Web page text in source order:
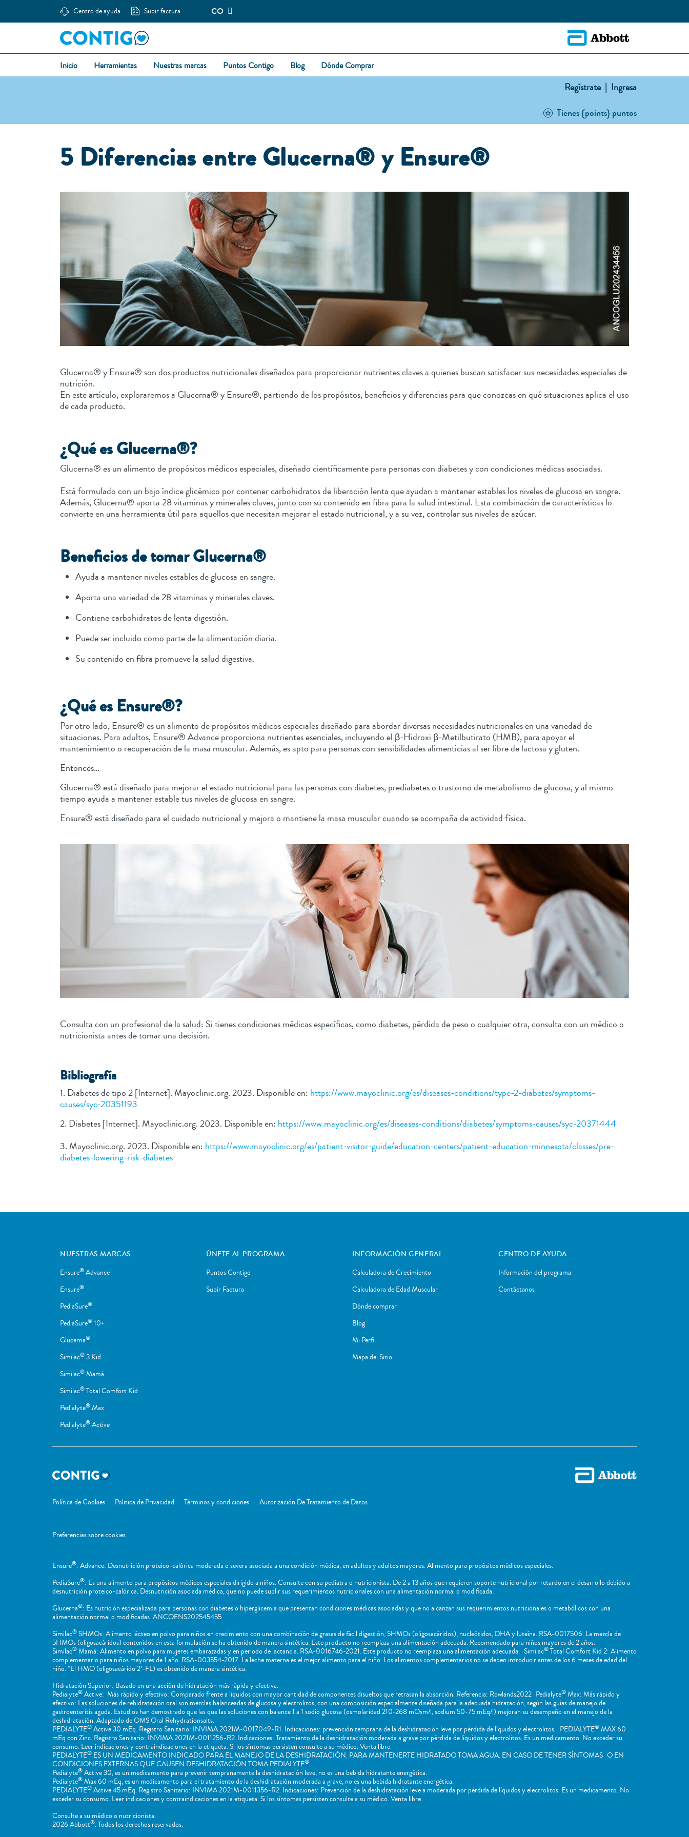
Centro de ayuda Subir factura CO
Inicio Herramientas Nuestras marcas Puntos Contigo Blog Dónde Comprar
Regístrate | Ingresa
Tienes {points} puntos
5 Diferencias entre Glucerna® y Ensure®
Glucerna® y Ensure® son dos productos nutricionales diseñados para proporcionar nutrientes claves a quienes buscan satisfacer sus necesidades especiales de
nutrición.
En este artículo, exploraremos a Glucerna® y Ensure®, partiendo de los propósitos, beneficios y diferencias para que conozcas en qué situaciones aplica el uso
de cada producto.
¿Qué es Glucerna®?
Glucerna® es un alimento de propósitos médicos especiales, diseñado científicamente para personas con diabetes y con condiciones médicas asociadas.
Está formulado con un bajo índice glicémico por contener carbohidratos de liberación lenta que ayudan a mantener estables los niveles de glucosa en sangre.
Además, Glucerna® aporta 28 vitaminas y minerales claves, junto con su contenido en fibra para la salud intestinal. Esta combinación de características lo
convierte en una herramienta útil para aquellos que necesitan mejorar el estado nutricional, y a su vez, controlar sus niveles de azúcar.
Beneficios de tomar Glucerna®
Ayuda a mantener niveles estables de glucosa en sangre.
Aporta una variedad de 28 vitaminas y minerales claves.
Contiene carbohidratos de lenta digestión.
Puede ser incluido como parte de la alimentación diaria.
Su contenido en fibra promueve la salud digestiva.
¿Qué es Ensure®?
Por otro lado, Ensure® es un alimento de propósitos médicos especiales diseñado para abordar diversas necesidades nutricionales en una variedad de
situaciones. Para adultos, Ensure® Advance proporciona nutrientes esenciales, incluyendo el β-Hidroxi β-Metilbutirato (HMB), para apoyar el
mantenimiento o recuperación de la masa muscular. Además, es apto para personas con sensibilidades alimenticias al ser libre de lactosa y gluten.
Entonces…
Glucerna® está diseñado para mejorar el estado nutricional para las personas con diabetes, prediabetes o trastorno de metabolismo de glucosa, y al mismo
tiempo ayuda a mantener estable tus niveles de glucosa en sangre.
Ensure® está diseñado para el cuidado nutricional y mejora o mantiene la masa muscular cuando se acompaña de actividad física.
Consulta con un profesional de la salud: Si tienes condiciones médicas específicas, como diabetes, pérdida de peso o cualquier otra, consulta con un médico o
nutricionista antes de tomar una decisión.
Bibliografía
1. Diabetes de tipo 2 [Internet]. Mayoclinic.org. 2023. Disponible en: https://www.mayoclinic.org/es/diseases-conditions/type-2-diabetes/symptoms-
causes/syc-20351193
2. Diabetes [Internet]. Mayoclinic.org. 2023. Disponible en: https://www.mayoclinic.org/es/diseases-conditions/diabetes/symptoms-causes/syc-20371444
3. Mayoclinic.org. 2023. Disponible en: https://www.mayoclinic.org/es/patient-visitor-guide/education-centers/patient-education-minnesota/classes/pre-
diabetes-lowering-risk-diabetes
NUESTRAS MARCAS
Ensure® Advance
Ensure®
PediaSure®
PediaSure® 10+
Glucerna®
Similac® 3 Kid
Similac® Mamá
Similac® Total Comfort Kid
Pedialyte® Max
Pedialyte® Active
ÚNETE AL PROGRAMA
Puntos Contigo
Subir Factura
INFORMACIÓN GENERAL
Calculadora de Crecimiento
Calculadora de Edad Muscular
Dónde comprar
Blog
Mi Perfil
Mapa del Sitio
CENTRO DE AYUDA
Información del programa
Contáctanos
Política de Cookies Politica de Privacidad Términos y condiciones Autorización De Tratamiento de Datos
Preferencias sobre cookies
Ensure®: Advance: Desnutrición proteico-calórica moderada o severa asociada a una condición médica, en adultos y adultos mayores. Alimento para propósitos médicos especiales.
PediaSure®: Es una alimento para propósitos médicos especiales dirigido a niños​. Consulte con su pediatra o nutricionista. De 2 a 13 años que requieren soporte nutricional por retardo en el desarrollo debido a
desnutrición proteico-calórica. Desnutrición asociada médica, que no puede suplir sus requerimientos nutricionales con una alimentación normal o ​modificada.
Glucerna®: Es nutrición especializada para personas con diabetes o hiperglicemia que presentan condiciones médicas asociadas y que no alcanzan sus requerimientos nutricionales o metabólicos con una
alimentación normal o modificadas. ANCOENS202545455.
Similac® 5HMOs: Alimento lácteo en polvo para niños en crecimiento con una combinación de grasas de fácil digestión, 5HMOs (oligosacáridos), nucleótidos, DHA y luteína. RSA-0017506. La mezcla de
5HMOs (oligosacáridos) contenidos en esta formulación se ha obtenido de manera sintética. Este producto no reemplaza una alimentación adecuada. Recomendado para niños mayores de 2 años.
Similac® Mamá: Alimento en polvo para mujeres embarazadas y en periodo de lactancia. RSA-0016746-2021. Este producto no reemplaza una alimentación adecuada. Similac® Total Comfort Kid 2: Alimento
complementario para niños mayores de 1 año. RSA-003554-2017. La leche materna es el mejor alimento para el niño. Los alimentos complementarios no se deben introducir antes de los 6 meses de edad del
niño. *El HMO (oligosacárido 2’-FL) es obtenido de manera sintética.
Hidratación Superior: Basado en una acción de hidratación más rápida y efectiva.
Pedialyte® Active: Más rápido y efectivo: Comparado frente a líquidos con mayor cantidad de componentes disueltos que retrasan la absorción. Referencia: Rowlands2022 Pedialyte® Max: Más rápido y
efectivo: Las soluciones de rehidratación oral son mezclas balanceadas de glucosa y electrolitos, con una composición especialmente diseñada para la adecuada hidratación, según las guías de manejo de
gastroenteritis aguda. Estudios han demostrado que las que las soluciones con balance 1 a 1 sodio glucosa (osmolaridad 210-268 mOsm/l, sodium 50-75 mEq/l) mejoran su desempeño en el manejo de la
deshidratación. Adaptado de OMS Oral Rehydrationsalts.
PEDIALYTE® Active 30 mEq. Registro Sanitario: INVIMA 2021M-0017049-R1. Indicaciones: prevención temprana de la deshidratación leve por pérdida de líquidos y electrolitos. PEDIALYTE® MAX 60
mEq con Zinc. Registro Sanitario: INVIMA 2021M-0011256-R2. Indicaciones: Tratamiento de la deshidratación moderada a grave por pérdida de líquidos y electrolitos. Es un medicamento. No exceder su
consumo. Leer indicaciones y contraindicaciones en la etiqueta. Si los síntomas persisten consulte a su médico. Venta libre
PEDIALYTE® ES UN MEDICAMENTO INDICADO PARA EL MANEJO DE LA DESHIDRATACIÓN. PARA MANTENERTE HIDRATADO TOMA AGUA. EN CASO DE TENER SÍNTOMAS O EN
CONDICIONES EXTERNAS QUE CAUSEN DESHIDRATACIÓN TOMA PEDIALYTE®.
Pedialyte® Active 30, es un medicamento para prevenir tempranamente la deshidratación leve, no es una bebida hidratante energética.
Pedialyte® Max 60 mEq, es un medicamento para el tratamiento de la deshidratación moderada a grave, no es una bebida hidratante energética.
PEDIALYTE® Active 45 mEq. Registro Sanitario: INVIMA 2021M-0011356-R2. Indicaciones: Prevención de la deshidratación leve a moderada por pérdida de líquidos y electrolitos. Es un medicamento. No
exceder su consumo. Leer indicaciones y contraindicaciones en la etiqueta. Si los síntomas persisten consulte a su médico. Venta libre.
Consulte a su médico o nutricionista.
2026 Abbott®. Todos los derechos reservados.